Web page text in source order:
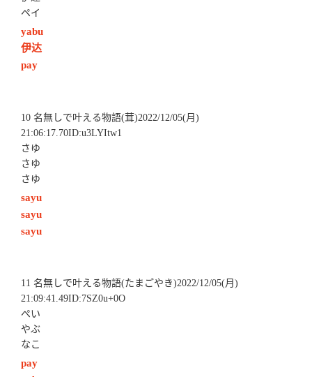
ペイ
yabu
伊达
pay
10 名無しで叶える物語(茸)2022/12/05(月)
21:06:17.70ID:u3LYItw1
さゆ
さゆ
さゆ
sayu
sayu
sayu
11 名無しで叶える物語(たまごやき)2022/12/05(月)
21:09:41.49ID:7SZ0u+0O
ぺい
やぶ
なこ
pay